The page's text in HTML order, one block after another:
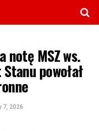
notę MSZ ws.
powołał
7, 2026